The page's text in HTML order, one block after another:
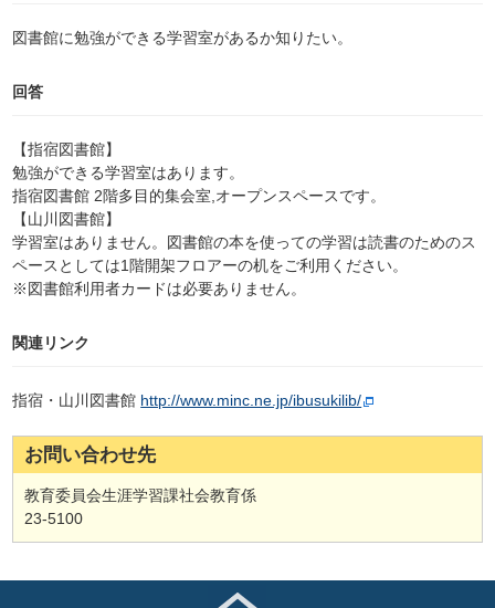
図書館に勉強ができる学習室があるか知りたい。
回答
【指宿図書館】
勉強ができる学習室はあります。
指宿図書館 2階多目的集会室,オープンスペースです。
【山川図書館】
学習室はありません。図書館の本を使っての学習は読書のためのス
ペースとしては1階開架フロアーの机をご利用ください。
※図書館利用者カードは必要ありません。
関連リンク
指宿・山川図書館 http://www.minc.ne.jp/ibusukilib/
お問い合わせ先
教育委員会生涯学習課社会教育係
23-5100